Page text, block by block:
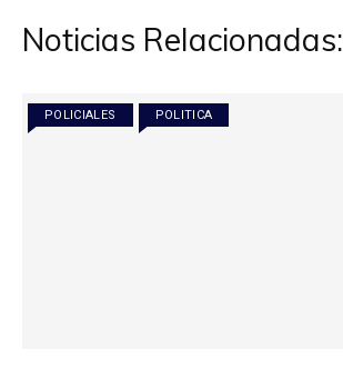
Noticias Relacionadas:
POLICIALES POLITICA